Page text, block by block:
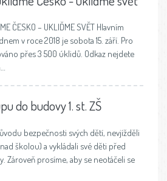
ČESKO – UKLIĎME SVĚT Hlavním
v roce 2018 je sobota 15. září. Pro
přes 3 500 úklidů. Odkaz nejdete
do budovy 1. st. ZŠ
bezpečnosti svých dětí, nevjížděli
školou) a vykládali své děti před
Zároveň prosíme, aby se neotáčeli se